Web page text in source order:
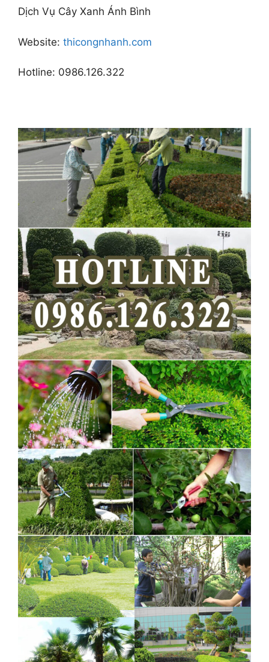
Dịch Vụ Cây Xanh Ánh Bình
Website: thicongnhanh.com
Hotline: 0986.126.322